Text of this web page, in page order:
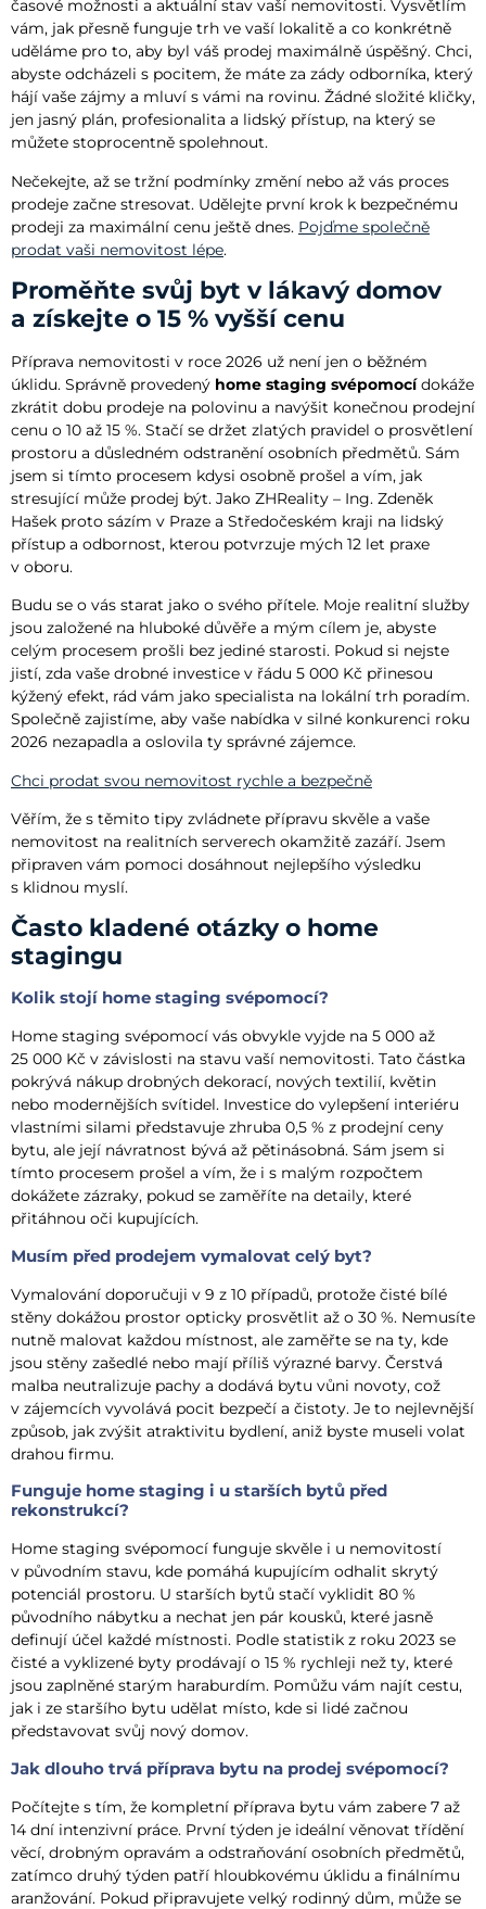
časové možnosti a aktuální stav vaší nemovitosti. Vysvětlím
vám, jak přesně funguje trh ve vaší lokalitě a co konkrétně
uděláme pro to, aby byl váš prodej maximálně úspěšný. Chci,
abyste odcházeli s pocitem, že máte za zády odborníka, který
hájí vaše zájmy a mluví s vámi na rovinu. Žádné složité kličky,
jen jasný plán, profesionalita a lidský přístup, na který se
můžete stoprocentně spolehnout.
Nečekejte, až se tržní podmínky změní nebo až vás proces
prodeje začne stresovat. Udělejte první krok k bezpečnému
prodeji za maximální cenu ještě dnes. Pojďme společně
prodat vaši nemovitost lépe.
Proměňte svůj byt v lákavý domov
a získejte o 15 % vyšší cenu
Příprava nemovitosti v roce 2026 už není jen o běžném
úklidu. Správně provedený home staging svépomocídokáže
zkrátit dobu prodeje na polovinu a navýšit konečnou prodejní
cenu o 10 až 15 %. Stačí se držet zlatých pravidel o prosvětlení
prostoru a důsledném odstranění osobních předmětů. Sám
jsem si tímto procesem kdysi osobně prošel a vím, jak
stresující může prodej být. Jako ZHReality – Ing. Zdeněk
Hašek proto sázím v Praze a Středočeském kraji na lidský
přístup a odbornost, kterou potvrzuje mých 12 let praxe
v oboru.
Budu se o vás starat jako o svého přítele. Moje realitní služby
jsou založené na hluboké důvěře a mým cílem je, abyste
celým procesem prošli bez jediné starosti. Pokud si nejste
jistí, zda vaše drobné investice v řádu 5 000 Kč přinesou
kýžený efekt, rád vám jako specialista na lokální trh poradím.
Společně zajistíme, aby vaše nabídka v silné konkurenci roku
2026 nezapadla a oslovila ty správné zájemce.
Chci prodat svou nemovitost rychle a bezpečně
Věřím, že s těmito tipy zvládnete přípravu skvěle a vaše
nemovitost na realitních serverech okamžitě zazáří. Jsem
připraven vám pomoci dosáhnout nejlepšího výsledku
s klidnou myslí.
Často kladené otázky o home
stagingu
Kolik stojí home staging svépomocí?
Home staging svépomocí vás obvykle vyjde na 5 000 až
25 000 Kč v závislosti na stavu vaší nemovitosti. Tato částka
pokrývá nákup drobných dekorací, nových textilií, květin
nebo modernějších svítidel. Investice do vylepšení interiéru
vlastními silami představuje zhruba 0,5 % z prodejní ceny
bytu, ale její návratnost bývá až pětinásobná. Sám jsem si
tímto procesem prošel a vím, že i s malým rozpočtem
dokážete zázraky, pokud se zaměříte na detaily, které
přitáhnou oči kupujících.
Musím před prodejem vymalovat celý byt?
Vymalování doporučuji v 9 z 10 případů, protože čisté bílé
stěny dokážou prostor opticky prosvětlit až o 30 %. Nemusíte
nutně malovat každou místnost, ale zaměřte se na ty, kde
jsou stěny zašedlé nebo mají příliš výrazné barvy. Čerstvá
malba neutralizuje pachy a dodává bytu vůni novoty, což
v zájemcích vyvolává pocit bezpečí a čistoty. Je to nejlevnější
způsob, jak zvýšit atraktivitu bydlení, aniž byste museli volat
drahou firmu.
Funguje home staging i u starších bytů před
rekonstrukcí?
Home staging svépomocí funguje skvěle i u nemovitostí
v původním stavu, kde pomáhá kupujícím odhalit skrytý
potenciál prostoru. U starších bytů stačí vyklidit 80 %
původního nábytku a nechat jen pár kousků, které jasně
definují účel každé místnosti. Podle statistik z roku 2023 se
čisté a vyklizené byty prodávají o 15 % rychleji než ty, které
jsou zaplněné starým haraburdím. Pomůžu vám najít cestu,
jak i ze staršího bytu udělat místo, kde si lidé začnou
představovat svůj nový domov.
Jak dlouho trvá příprava bytu na prodej svépomocí?
Počítejte s tím, že kompletní příprava bytu vám zabere 7 až
14 dní intenzivní práce. První týden je ideální věnovat třídění
věcí, drobným opravám a odstraňování osobních předmětů,
zatímco druhý týden patří hloubkovému úklidu a finálnímu
aranžování. Pokud připravujete velký rodinný dům, může se